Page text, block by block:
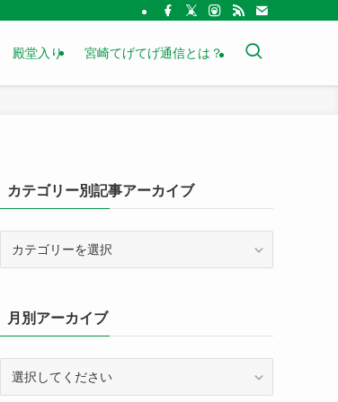
殿堂入り 宮崎てげてげ通信とは？
カテゴリー別記事アーカイブ
ー
別
記
ア
月別アーカイブ